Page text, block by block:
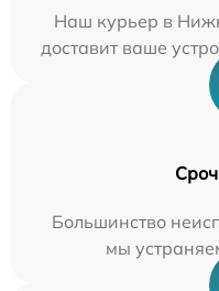
Наш курьер в
доставит ваше
Большинство
мы